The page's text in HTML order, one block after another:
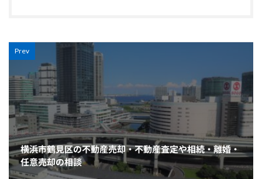
Prev
横浜市鶴見区の不動産売却・不動産査定や相続・離婚・
任意売却の相談